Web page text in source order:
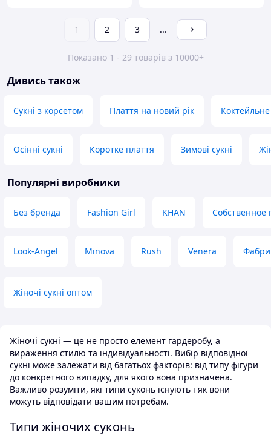
Жіночі сукні — це не просто елемент гардеробу, а
вираження стилю та індивідуальності. Вибір відповідної
сукні може залежати від багатьох факторів: від типу фігури
до конкретного випадку, для якого вона призначена.
Важливо розуміти, які типи суконь існують і як вони
можуть відповідати вашим потребам.
Типи жіночих суконь
1 2 3 ...
Показано 1 - 29 товарів з 10000+
Дивись також
Сукні з корсетом Плаття на новий рік
Осінні сукні Коротке плаття Зимові сукні
Популярні виробники
Без бренда Fashion Girl KHAN Собственное
Look-Angel Minova Rush Venera
Жіночі сукні оптом